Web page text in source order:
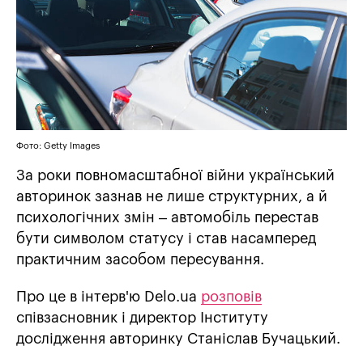
Фото: Getty Images
За роки повномасштабної війни український
авторинок зазнав не лише структурних, а й
психологічних змін – автомобіль перестав
бути символом статусу і став насамперед
практичним засобом пересування.
Про це в інтерв'ю Delo.ua розповів
співзасновник і директор Інституту
дослідження авторинку Станіслав Бучацький.